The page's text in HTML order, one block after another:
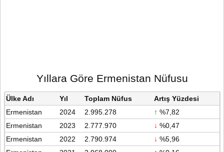
Yıllara Göre Ermenistan Nüfusu
Ülke Adı Yıl Toplam Nüfus
Artış Yüzdesi
Ermenistan
2024 2.995.278 ↑ %7,82
Ermenistan
2023 2.777.970 ↓ %0,47
Ermenistan
2022 2.790.974 ↓ %5,96